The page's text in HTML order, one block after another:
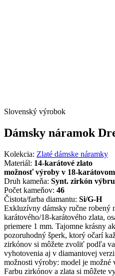
Slovenský výrobok
Dámsky náramok
Kolekcia: Zlaté dámske náramky
Materiál: 14-karátové zlato
možnosť výroby v 18-
Druh kameňa: Synt. zirkón
Počet kameňov: 46
Čistota/farba diamantu: Si/G-H
Exkluzívny dámsky ručne robený
karátového/18-karátového zlata,
priemere 1 mm. Tajomne krásny
pozoruhodný šperk, ktorý očarí
zirkónov si môžete zvoliť podľa
vyhotovenia aj v diamantovej
možnosti výroby: model je
Farbu zirkónov a zlata si môžete